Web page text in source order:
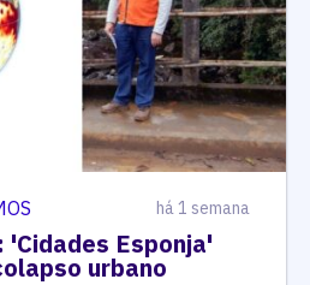
há 1 semana
'Cidades Esponja'
urbano